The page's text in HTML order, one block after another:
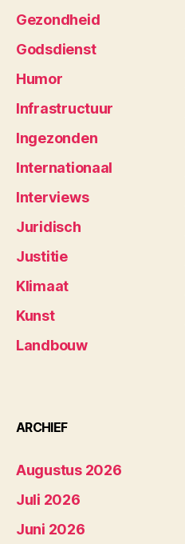
Gezondheid
Godsdienst
Humor
Infrastructuur
Ingezonden
Internationaal
Interviews
Juridisch
Justitie
Klimaat
Kunst
Landbouw
ARCHIEF
Augustus 2026
Juli 2026
Juni 2026